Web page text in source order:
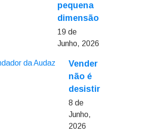
pequena
dimensão
19 de
Junho, 2026
Vender
não é
desistir
8 de
Junho,
2026